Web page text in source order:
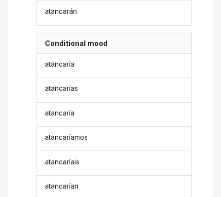
atancarán
Conditional mood
atancaría
atancarías
atancaría
atancaríamos
atancaríais
atancarían